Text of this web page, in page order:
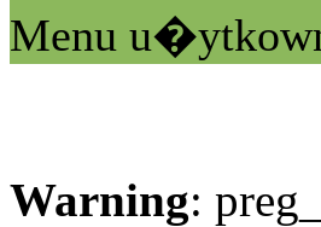
Menu
Warning: